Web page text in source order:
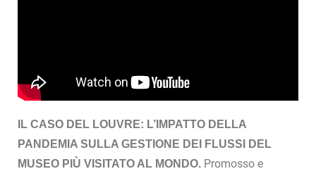
IL CASO DEL LOUVRE: L’IMPATTO DELLA
PANDEMIA SULLA GESTIONE DEI FLUSSI DEL
MUSEO PIÙ VISITATO AL MONDO. Promosso e